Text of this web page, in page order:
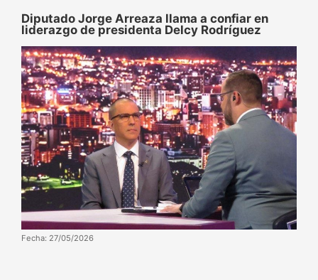
Diputado Jorge Arreaza llama a confiar en
liderazgo de presidenta Delcy Rodríguez
Fecha: 27/05/2026